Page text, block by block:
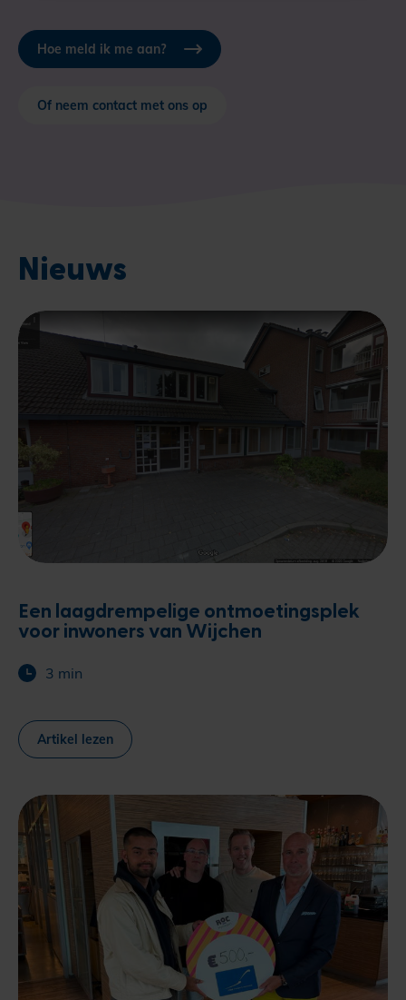
Hoe meld ik me aan?
Of neem contact met ons op
Nieuws
Een laagdrempelige ontmoetingsplek
voor inwoners van Wijchen
3 min
Artikel lezen